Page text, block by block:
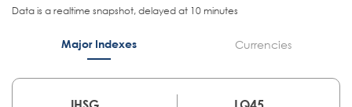
Data is a realtime snapshot, delayed at 10 minutes
Major Indexes Currencies